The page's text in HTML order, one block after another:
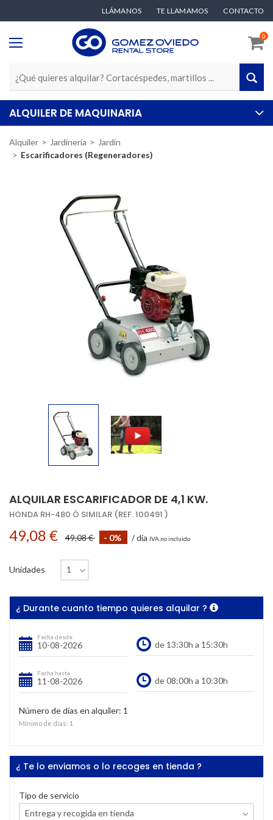
LLÁMANOS TE LLAMAMOS CONTACTO
0
ALQUILER DE MAQUINARIA
Alquiler Jardinería
Jardín
Escarificadores (Regeneradores)
ALQUILAR ESCARIFICADOR DE 4,1 KW.
HONDA RH-480 Ó SIMILAR (REF. 100491 )
49,08 € 49,08 € - 0% / día IVA no incluido
Unidades
¿ Durante cuanto tiempo quieres alquilar ?
Fecha desde
Fecha hasta
Número de días en alquiler: 1
Mínimo de días: 1
¿ Te lo enviamos o lo recoges en tienda ?
Tipo de servicio